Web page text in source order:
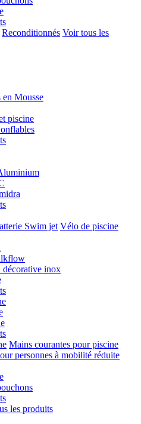
Reconditionnés Voir tous les
Mousse
piscine
Swim jet Vélo de piscine
décorative inox
Mains courantes pour piscine
personnes à mobilité réduite
les produits